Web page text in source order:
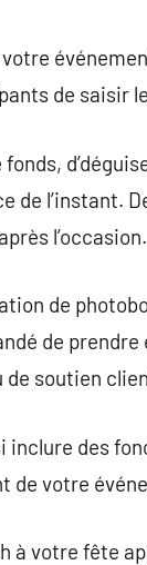
de saisir
fonds,
de l’instant.
l’occasion.
de
de
de soutien
inclure des
de votre
à votre fête